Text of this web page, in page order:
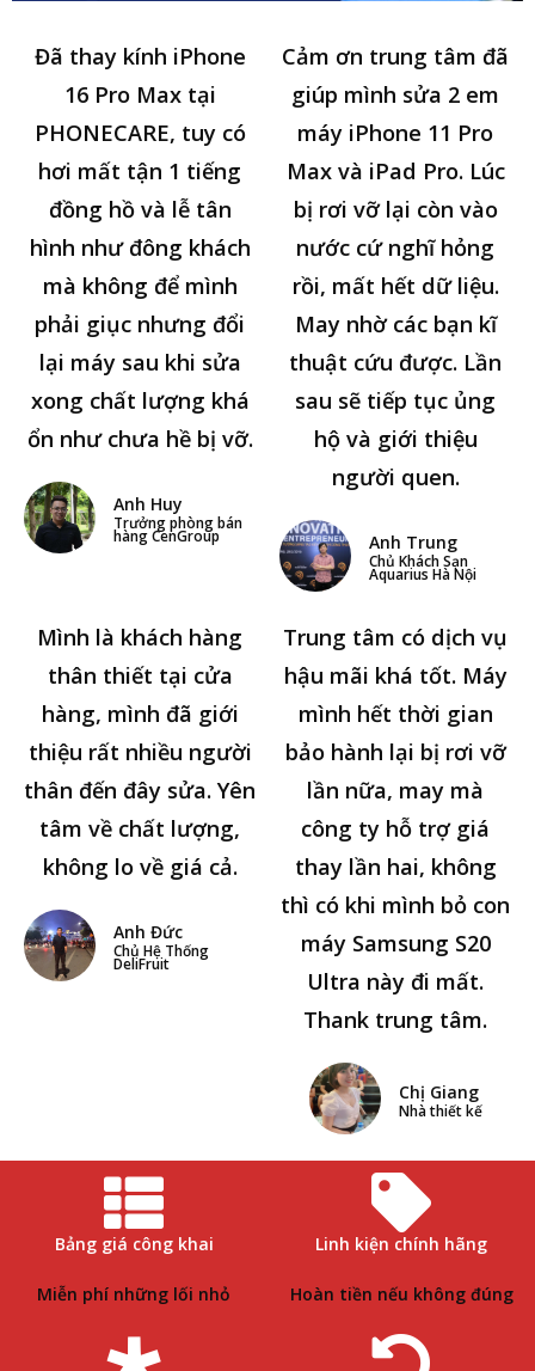
Đã thay kính iPhone
16 Pro Max tại
PHONECARE, tuy có
hơi mất tận 1 tiếng
đồng hồ và lễ tân
hình như đông khách
mà không để mình
phải giục nhưng đổi
lại máy sau khi sửa
xong chất lượng khá
ổn như chưa hề bị vỡ.
Anh Huy
Trưởng phòng bán
hàng CenGroup
Cảm ơn trung tâm đã
giúp mình sửa 2 em
máy iPhone 11 Pro
Max và iPad Pro. Lúc
bị rơi vỡ lại còn vào
nước cứ nghĩ hỏng
rồi, mất hết dữ liệu.
May nhờ các bạn kĩ
thuật cứu được. Lần
sau sẽ tiếp tục ủng
hộ và giới thiệu
người quen.
Anh Trung
Chủ Khách Sạn
Aquarius Hà Nội
Mình là khách hàng
thân thiết tại cửa
hàng, mình đã giới
thiệu rất nhiều người
thân đến đây sửa. Yên
tâm về chất lượng,
không lo về giá cả.
Anh Đức
Chủ Hệ Thống
DeliFruit
Trung tâm có dịch vụ
hậu mãi khá tốt. Máy
mình hết thời gian
bảo hành lại bị rơi vỡ
lần nữa, may mà
công ty hỗ trợ giá
thay lần hai, không
thì có khi mình bỏ con
máy Samsung S20
Ultra này đi mất.
Thank trung tâm.
Chị Giang
Nhà thiết kế
Bảng giá công khai
Miễn phí những lối nhỏ
Linh kiện chính hãng
Hoàn tiền nếu không đúng